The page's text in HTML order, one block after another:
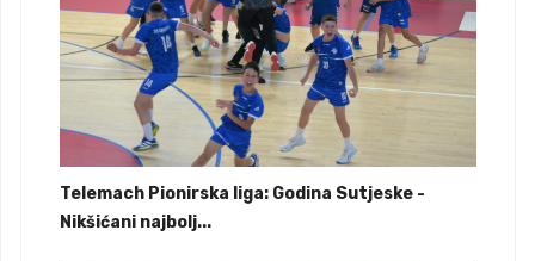
Telemach Pionirska liga: Godina Sutjeske -
Nikšićani najbolj...